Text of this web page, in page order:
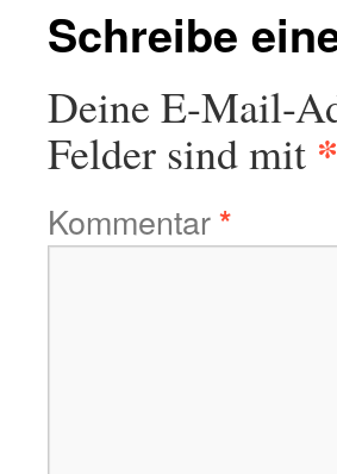
Schreibe
Deine E-Mail-
Felder sind mit *
Kommentar*